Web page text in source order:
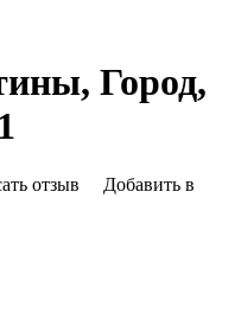
Город,
отзыв
Добавить в